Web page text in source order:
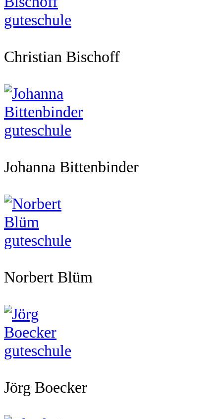
Christian Bischoff
Johanna Bittenbinder
Norbert Blüm
Jörg Boecker